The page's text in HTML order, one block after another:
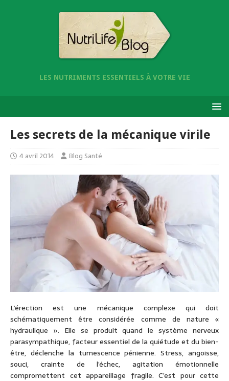
LES NUTRIMENTS ESSENTIELS À VOTRE VIE
Les secrets de la mécanique virile
4 avril 2014 Blog Santé
L’érection est une mécanique complexe qui doit
schématiquement être considérée comme de nature «
hydraulique ». Elle se produit quand le système nerveux
parasympathique, facteur essentiel de la quiétude et du bien-
être, déclenche la tumescence pénienne. Stress, angoisse,
souci, crainte de l’échec, agitation émotionnelle
compromettent cet appareillage fragile. C’est pour cette